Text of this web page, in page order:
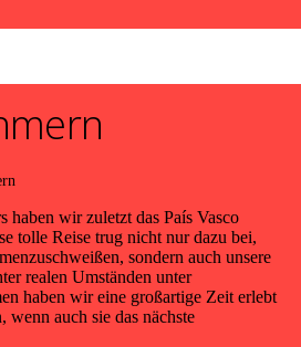
haben wir zuletzt das País Vasco
tolle Reise trug nicht nur dazu bei,
sondern auch unsere
realen Umständen unter
haben wir eine großartige Zeit erlebt
auch sie das nächste